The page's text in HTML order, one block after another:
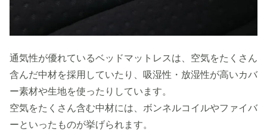
通気性が優れているベッドマットレスは、空気をたくさん
含んだ中材を採用していたり、吸湿性・放湿性が高いカバ
ー素材や生地を使ったりしています。
空気をたくさん含む中材には、ボンネルコイルやファイバ
ーといったものが挙げられます。